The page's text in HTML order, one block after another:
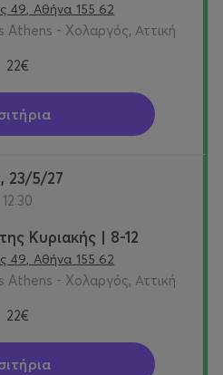
49, Αθήνα 155 62
- Χολαργός, Αττική
22€
23/5/27
12:30
Κυριακής | 8-12
49, Αθήνα 155 62
- Χολαργός, Αττική
22€